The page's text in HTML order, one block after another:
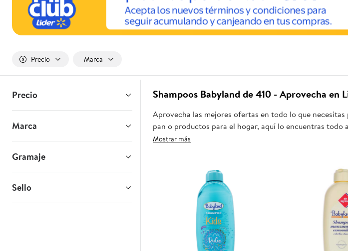
Precio Marca
Precio
Marca
Gramaje
Sello
Shampoos Babyland de 410 - Aprovecha en
Aprovecha las mejores ofertas en todo lo que
pan o productos para el hogar, aquí lo encuentras
oportunidad sea realmente conveniente para ti y tu
Mostrar más